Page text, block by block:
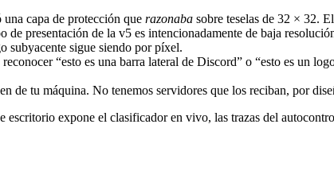
capa de protección que razonaba sobre teselas de 32 × 32.
presentación de la v5 es intencionadamente de baja
subyacente sigue siendo por píxel.
“esto es una barra lateral de Discord” o “esto es un
de tu máquina. No tenemos servidores que los reciban, por
escritorio expone el clasificador en vivo, las trazas del